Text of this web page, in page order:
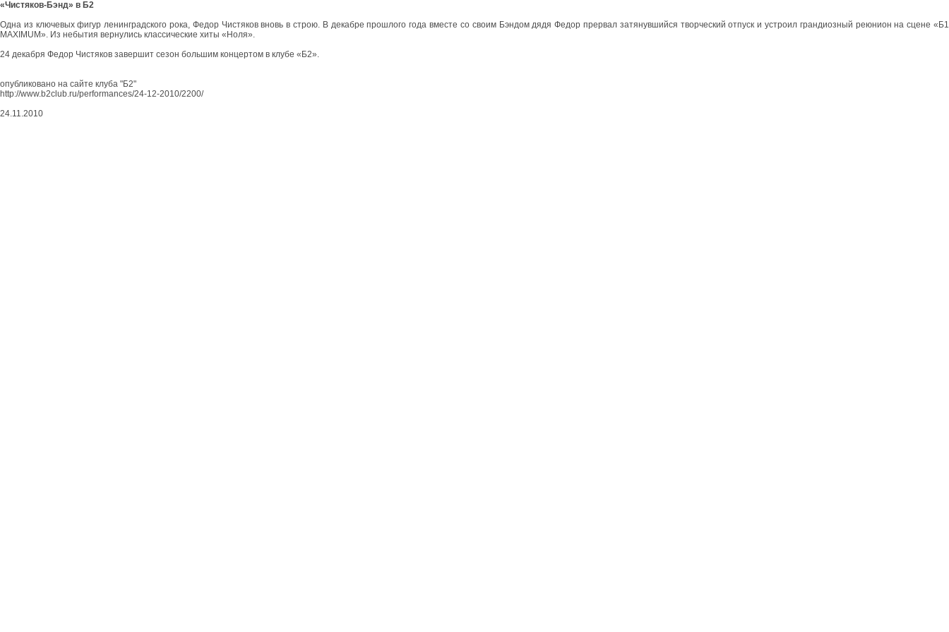
«Чистяков-Бэнд» в Б2
Одна из ключевых фигур ленинградского рока, Федор Чистяков вновь в строю. В декабре прошлого года вместе со своим Бэндом дядя Федор прервал затянувшийся творческий отпуск и устроил грандиозный реюнион на сцене «Б1
MAXIMUM». Из небытия вернулись классические хиты «Ноля».
24 декабря Федор Чистяков завершит сезон большим концертом в клубе «Б2».
опубликовано на сайте клуба "Б2"
http://www.b2club.ru/performances/24-12-2010/2200/
24.11.2010